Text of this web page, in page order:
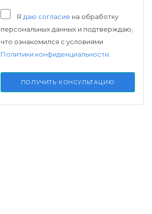
Я даю согласие на обработку
персональных данных и подтверждаю,
что ознакомился с условиями
Политики конфиденциальности
ПОЛУЧИТЬ КОНСУЛЬТАЦИЮ